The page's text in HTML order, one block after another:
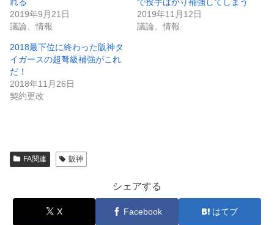
2019年9月21日
議論、情報
2019年11月12日
議論、情報
2018最下位に終わった阪神タ
イガースの超弩級補強がこれ
だ！
2018年11月26日
契約更改
FA関連 阪神
シェアする
X Facebook はてブ